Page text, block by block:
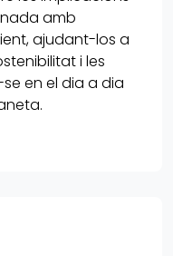
amb
ajudant-los a
i les
en el dia a dia